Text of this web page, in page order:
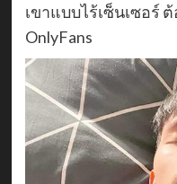
เขาแบบไร้เซ็นเซอร์
OnlyFans